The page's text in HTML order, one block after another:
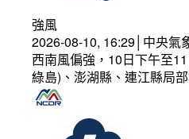
強風
2026-08-10, 16:29│中央氣
西南風偏強，10日下午至
綠島)、澎湖縣、連江縣局